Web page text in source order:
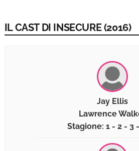
IL CAST DI INSECURE (2016)
Jay Ellis
Lawrence
Stagione: 1 - 2 - 3